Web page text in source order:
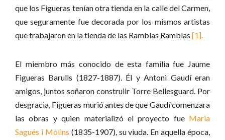
que los Figueras tenían otra tienda en la calle del Carmen,
que seguramente fue decorada por los mismos artistas
que trabajaron en la tienda de las Ramblas Ramblas [1].
El miembro más conocido de esta familia fue Jaume
Figueras Barulls (1827-1887). Él y Antoni Gaudí eran
amigos, juntos soñaron construiir Torre Bellesguard. Por
desgracia, Figueras murió antes de que Gaudí comenzara
las obras y quien materializó el proyecto fue Maria
Sagués i Molins (1835-1907), su viuda. En aquella época,